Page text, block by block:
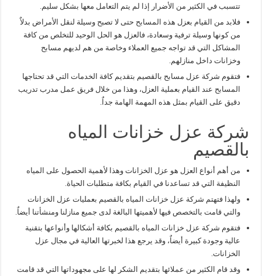
تتسبب في الكثير من الأضرار إذا لم يتم التعامل معها بشكل سليم.
فلابد من القيام بعزل هذه المسابح حتى لا تصبح وسيلة لنقل الأمراض بدلاٌ
من كونها وسيلة ترفية وسعادة، فالعزل هو الحل الوحيد للتخلص من كافة
المشاكل التي قد تواجه جميع العملاء وخاصة من هم لديهم مسابح
وخزانات داخل منازلهم.
فتقوم شركة عزل مسابح بالقصيم بتقديم كافة الخدمات التي قد تحتاجها
المسابح عند القيام بعملية العزل، وهذا من خلال فريق عمل مدرب تدريب
دقيق على القيام بمثل هذه المهمة الهامة جداٌ.
شركة عزل خزانات المياه
بالقصيم
من أهم أنواع العزل هو عزل الخزانات وهذا لأهمية الحصول على المياه
النظيفة التي قد تساعدنا في القيام بكافة متطلبات الحياة.
ولهذا فتهتم شركة عزل خزانات المياه بالقصيم بعمليات عزل الخزانات
والتي قامت بالتخصص فيها لأهميتها البالغة لدى جميع منازلنا ومنشأتنا أيضاٌ.
فتقوم شركة عزل خزانات المياه بالقصيم بكافة أشكالها وأنواعها بتقنية
عالية وجودة كبيرة أيضاٌ، وقد يرجع هذا لخبرتها العالية في مجال عزل
الخزانات.
وقد قام الكثير من عملائها بتقديم الشكر لها على مجهوداتها التي قد قامت